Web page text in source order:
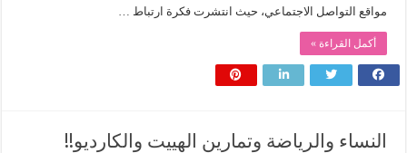
مواقع التواصل الاجتماعي، حيث انتشرت فكرة ارتباط …
أكمل القراءة »
النساء والرياضة وتمارين الهييت والكارديو!!